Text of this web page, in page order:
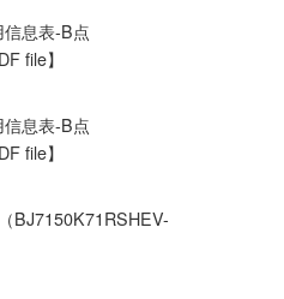
息表-B点
file】
息表-B点
file】
BJ7150K71RSHEV-